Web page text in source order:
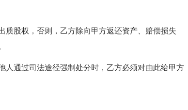
质股权，否则，乙方除向甲方返还资产、赔偿损失
人通过司法途径强制处分时，乙方必须对由此给甲方